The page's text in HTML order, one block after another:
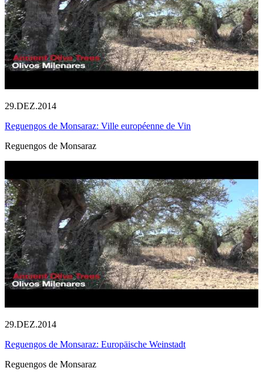
29.DEZ.2014
Reguengos de Monsaraz: Ville européenne de Vin
Reguengos de Monsaraz
29.DEZ.2014
Reguengos de Monsaraz: Europäische Weinstadt
Reguengos de Monsaraz